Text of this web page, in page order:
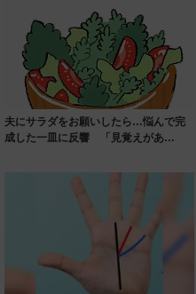
夫にサラダをお願いしたら…悩んで完
成した一皿に反響 「見覚えがあ